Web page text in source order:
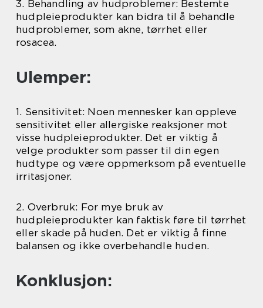
3. Behandling av hudproblemer: Bestemte
hudpleieprodukter kan bidra til å behandle
hudproblemer, som akne, tørrhet eller
rosacea.
Ulemper:
1. Sensitivitet: Noen mennesker kan oppleve
sensitivitet eller allergiske reaksjoner mot
visse hudpleieprodukter. Det er viktig å
velge produkter som passer til din egen
hudtype og være oppmerksom på eventuelle
irritasjoner.
2. Overbruk: For mye bruk av
hudpleieprodukter kan faktisk føre til tørrhet
eller skade på huden. Det er viktig å finne
balansen og ikke overbehandle huden.
Konklusjon: